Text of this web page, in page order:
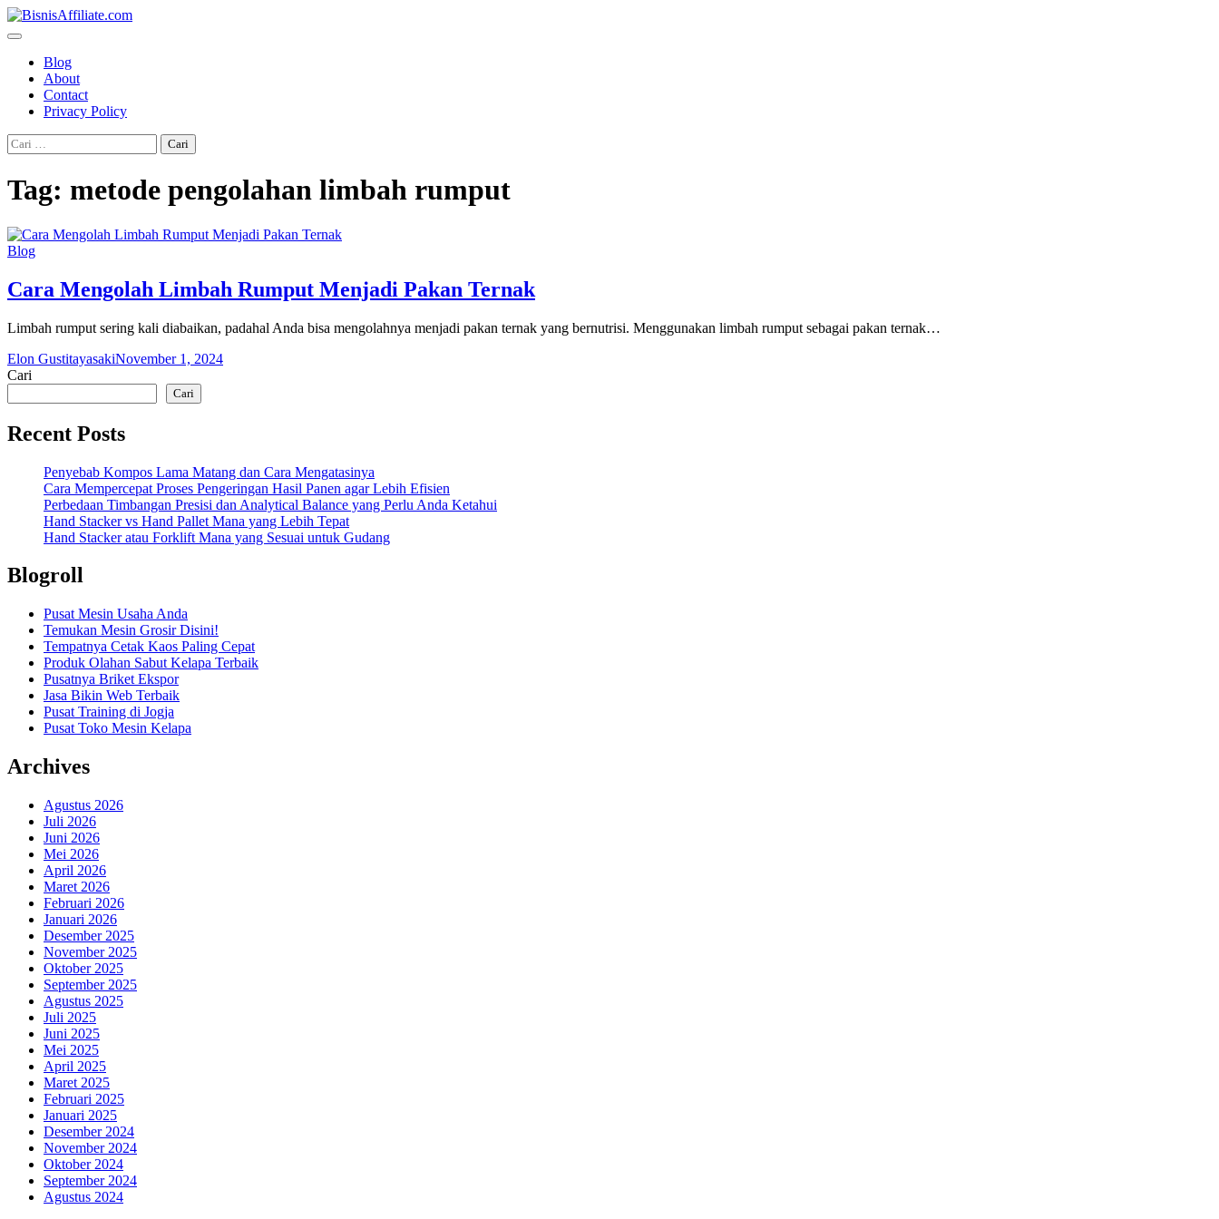
Skip
to
Blog
About
Contact
Privacy Policy
Cari
untuk:
Tag: metode pengolahan limbah rumput
Blog
Cara Mengolah Limbah Rumput Menjadi Pakan Ternak
Limbah rumput sering kali diabaikan, padahal Anda bisa mengolahnya menjadi pakan ternak yang bernutrisi. Menggunakan limbah rumput sebagai pakan ternak…
Elon GustitayasakiNovember 1, 2024
Cari
Cari
Recent Posts
Penyebab Kompos Lama Matang dan Cara Mengatasinya
Cara Mempercepat Proses Pengeringan Hasil Panen agar Lebih Efisien
Perbedaan Timbangan Presisi dan Analytical Balance yang Perlu Anda Ketahui
Hand Stacker vs Hand Pallet Mana yang Lebih Tepat
Hand Stacker atau Forklift Mana yang Sesuai untuk Gudang
Blogroll
Pusat Mesin Usaha Anda
Temukan Mesin Grosir Disini!
Tempatnya Cetak Kaos Paling Cepat
Produk Olahan Sabut Kelapa Terbaik
Pusatnya Briket Ekspor
Jasa Bikin Web Terbaik
Pusat Training di Jogja
Pusat Toko Mesin Kelapa
Archives
Agustus 2026
Juli 2026
Juni 2026
Mei 2026
April 2026
Maret 2026
Februari 2026
Januari 2026
Desember 2025
November 2025
Oktober 2025
September 2025
Agustus 2025
Juli 2025
Juni 2025
Mei 2025
April 2025
Maret 2025
Februari 2025
Januari 2025
Desember 2024
November 2024
Oktober 2024
September 2024
Agustus 2024